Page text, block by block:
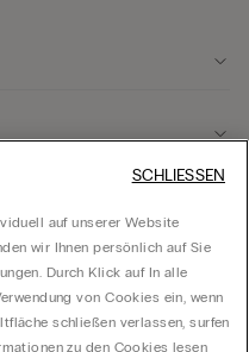
auf unserer Website
wir Ihnen persönlich auf Sie
Durch Klick auf In alle
von Cookies ein, wenn
schließen verlassen, surfen
zu den Cookies lesen
SCHLIESSEN